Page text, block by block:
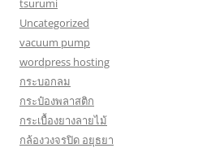
tsurumi
Uncategorized
vacuum pump
wordpress hosting
กระบอกลม
กระป๋องพลาสติก
กระเบื้องยางลายไม้
กล้องวงจรปิด อยุธยา